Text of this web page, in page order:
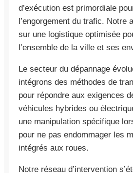
d’exécution est primordiale
l’engorgement du trafic. Notre
sur une logistique optimisée
l’ensemble de la ville et ses
Le secteur du dépannage
intégrons des méthodes de
pour répondre aux exigences
véhicules hybrides ou
une manipulation spécifique
pour ne pas endommager les
intégrés aux roues.
Notre réseau d’intervention